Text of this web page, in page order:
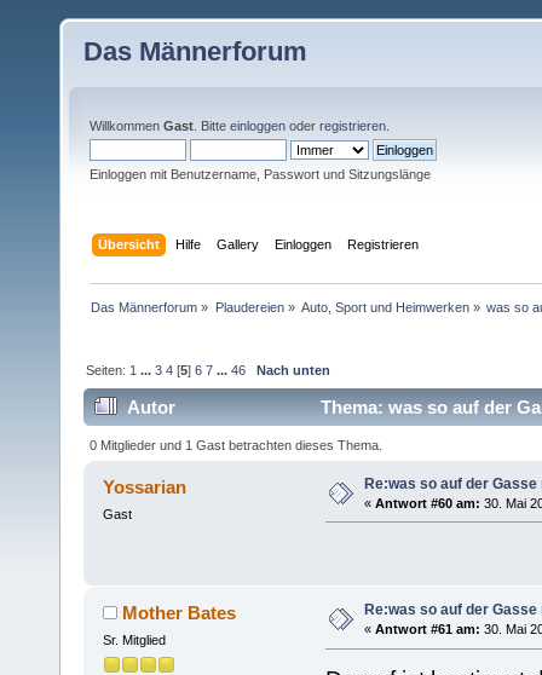
Das Männerforum
Willkommen Gast . Bitte einloggen oder registrieren
Einloggen mit Benutzername, Passwort und Sitzungslänge
Übersicht Hilfe Gallery Einloggen Registrieren
Das Männerforum » Plaudereien» Auto, Sport und Heimwerken» was so
Seiten: 1 ...3 4 [5]6 7 ...46 Nach unten
Autor Thema: was so auf der
0 Mitglieder und 1 Gast betrachten dieses Thema.
Yossarian
Gast
Re:was so auf der Gasse
« Antwort #60 am: 30. Mai
Mother Bates
Sr. Mitglied
Re:was so auf der
« Antwort #61 am: 30. Mai